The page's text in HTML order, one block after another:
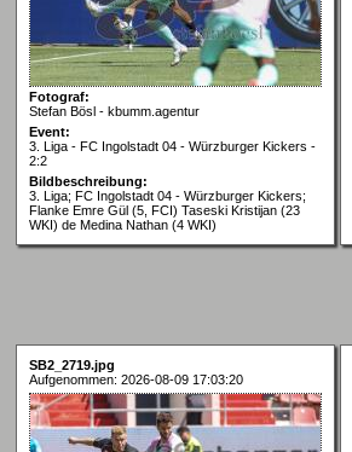
Fotograf:
Stefan Bösl - kbumm.agentur
Event:
3. Liga - FC Ingolstadt 04 - Würzburger Kickers -
2:2
Bildbeschreibung:
3. Liga; FC Ingolstadt 04 - Würzburger Kickers;
Flanke Emre Gül (5, FCI) Taseski Kristijan (23
WKI) de Medina Nathan (4 WKI)
SB2_2719.jpg
Aufgenommen: 2026-08-09 17:03:20